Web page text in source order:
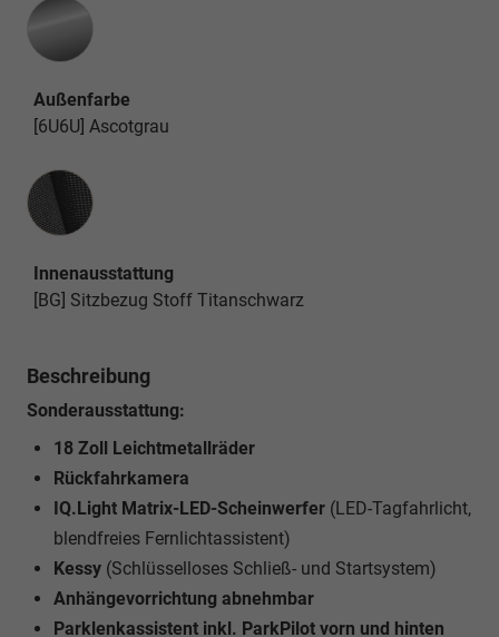
Außenfarbe
[6U6U] Ascotgrau
Innenausstattung
Innenausstattung
[BG] Sitzbezug Stoff Titanschwarz
Beschreibung
Sonderausstattung:
18 Zoll Leichtmetallräder
Rückfahrkamera
IQ.Light Matrix-LED-Scheinwerfer (LED-Tagfahrlicht,
blendfreies Fernlichtassistent)
Kessy (Schlüsselloses Schließ- und Startsystem)
Anhängevorrichtung abnehmbar
Parklenkassistent inkl. ParkPilot vorn und hinten